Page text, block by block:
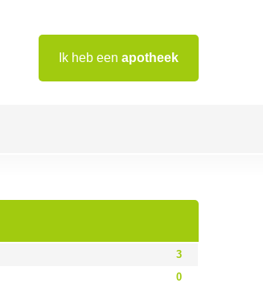
Ik heb een apotheek
3
0